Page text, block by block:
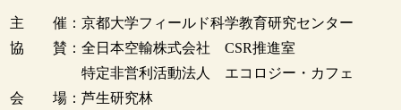
主 催：京都大学フィールド科学教育研究センター
協 賛：全日本空輸株式会社 CSR推進室
特定非営利活動法人 エコロジー・カフェ
会 場：芦生研究林